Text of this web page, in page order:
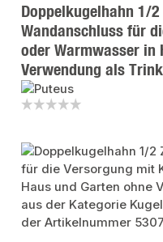
Doppelkugelhahn 1/
Wandanschluss für
oder Warmwasser in
Verwendung als
Bildergalerie